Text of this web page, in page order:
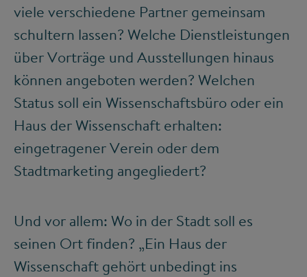
viele verschiedene Partner gemeinsam
schultern lassen? Welche Dienstleistungen
über Vorträge und Ausstellungen hinaus
können angeboten werden? Welchen
Status soll ein Wissenschaftsbüro oder ein
Haus der Wissenschaft erhalten:
eingetragener Verein oder dem
Stadtmarketing angegliedert?
Und vor allem: Wo in der Stadt soll es
seinen Ort finden? „Ein Haus der
Wissenschaft gehört unbedingt ins